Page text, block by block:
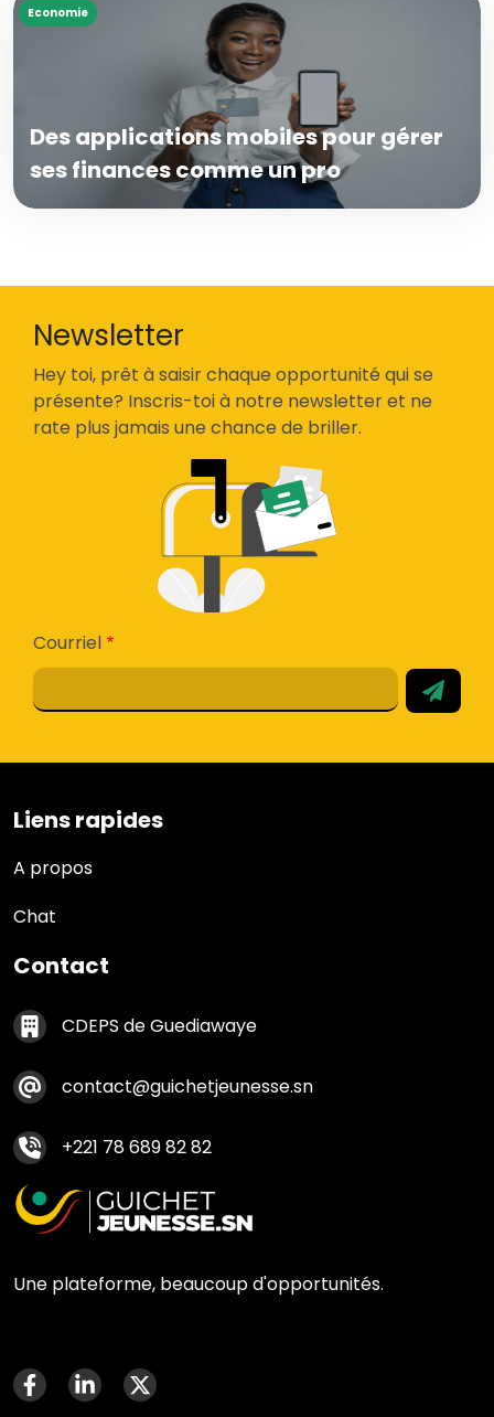
Economie
Des applications mobiles pour gérer
ses finances comme un pro
Newsletter
Hey toi, prêt à saisir chaque opportunité qui se
présente? Inscris-toi à notre newsletter et ne
rate plus jamais une chance de briller.
Courriel
Liens rapides
Liens rapides
A propos
Chat
Contact
Contact footer
CDEPS de Guediawaye
contact@guichetjeunesse.sn
+221 78 689 82 82
Une plateforme, beaucoup d'opportunités.
Menu social media